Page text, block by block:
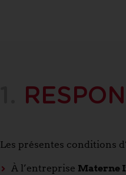
Les présentes conditions
À l’entreprise Materne